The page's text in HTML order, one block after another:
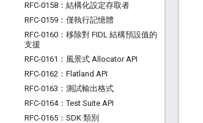
RFC-0158：結構化設定存取者
RFC-0159：僅執行記憶體
RFC-0160：移除對 FIDL 結構預設值的
支援
RFC-0161：風景式 Allocator API
RFC-0162：Flatland API
RFC-0163：測試輸出格式
RFC-0164：Test Suite API
RFC-0165：SDK 類別